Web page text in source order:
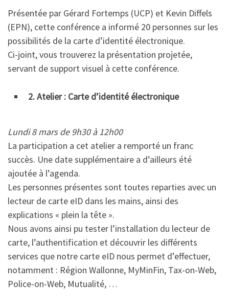
Présentée par Gérard Fortemps (UCP) et Kevin Diffels
(EPN), cette conférence a informé 20 personnes sur les
possibilités de la carte d’identité électronique.
Ci-joint, vous trouverez la présentation projetée,
servant de support visuel à cette conférence.
2. Atelier : Carte d’identité électronique
Lundi 8 mars de 9h30 à 12h00
La participation a cet atelier a remporté un franc
succès. Une date supplémentaire a d’ailleurs été
ajoutée à l’agenda.
Les personnes présentes sont toutes reparties avec un
lecteur de carte eID dans les mains, ainsi des
explications « plein la tête ».
Nous avons ainsi pu tester l’installation du lecteur de
carte, l’authentification et découvrir les différents
services que notre carte eID nous permet d’effectuer,
notamment : Région Wallonne, MyMinFin, Tax-on-Web,
Police-on-Web, Mutualité, …